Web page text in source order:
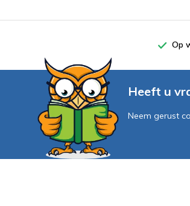
Op
Heeft u
Neem gerust